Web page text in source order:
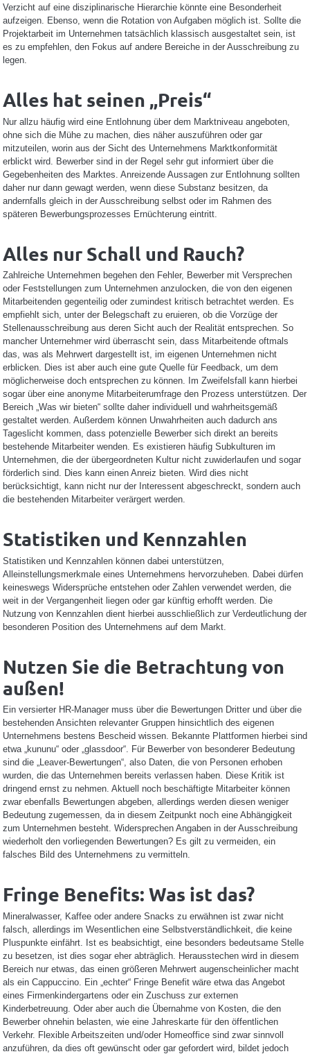
Verzicht auf eine disziplinarische Hierarchie könnte eine Besonderheit
aufzeigen. Ebenso, wenn die Rotation von Aufgaben möglich ist. Sollte die
Projektarbeit im Unternehmen tatsächlich klassisch ausgestaltet sein, ist
es zu empfehlen, den Fokus auf andere Bereiche in der Ausschreibung zu
legen.
Alles hat seinen „Preis“
Nur allzu häufig wird eine Entlohnung über dem Marktniveau angeboten,
ohne sich die Mühe zu machen, dies näher auszuführen oder gar
mitzuteilen, worin aus der Sicht des Unternehmens Marktkonformität
erblickt wird. Bewerber sind in der Regel sehr gut informiert über die
Gegebenheiten des Marktes. Anreizende Aussagen zur Entlohnung sollten
daher nur dann gewagt werden, wenn diese Substanz besitzen, da
andernfalls gleich in der Ausschreibung selbst oder im Rahmen des
späteren Bewerbungsprozesses Ernüchterung eintritt.
Alles nur Schall und Rauch?
Zahlreiche Unternehmen begehen den Fehler, Bewerber mit Versprechen
oder Feststellungen zum Unternehmen anzulocken, die von den eigenen
Mitarbeitenden gegenteilig oder zumindest kritisch betrachtet werden. Es
empfiehlt sich, unter der Belegschaft zu eruieren, ob die Vorzüge der
Stellenausschreibung aus deren Sicht auch der Realität entsprechen. So
mancher Unternehmer wird überrascht sein, dass Mitarbeitende oftmals
das, was als Mehrwert dargestellt ist, im eigenen Unternehmen nicht
erblicken. Dies ist aber auch eine gute Quelle für Feedback, um dem
möglicherweise doch entsprechen zu können. Im Zweifelsfall kann hierbei
sogar über eine anonyme Mitarbeiterumfrage den Prozess unterstützen. Der
Bereich „Was wir bieten“ sollte daher individuell und wahrheitsgemäß
gestaltet werden. Außerdem können Unwahrheiten auch dadurch ans
Tageslicht kommen, dass potenzielle Bewerber sich direkt an bereits
bestehende Mitarbeiter wenden. Es existieren häufig Subkulturen im
Unternehmen, die der übergeordneten Kultur nicht zuwiderlaufen und sogar
förderlich sind. Dies kann einen Anreiz bieten. Wird dies nicht
berücksichtigt, kann nicht nur der Interessent abgeschreckt, sondern auch
die bestehenden Mitarbeiter verärgert werden.
Statistiken und Kennzahlen
Statistiken und Kennzahlen können dabei unterstützen,
Alleinstellungsmerkmale eines Unternehmens hervorzuheben. Dabei dürfen
keineswegs Widersprüche entstehen oder Zahlen verwendet werden, die
weit in der Vergangenheit liegen oder gar künftig erhofft werden. Die
Nutzung von Kennzahlen dient hierbei ausschließlich zur Verdeutlichung der
besonderen Position des Unternehmens auf dem Markt.
Nutzen Sie die Betrachtung von
außen!
Ein versierter HR-Manager muss über die Bewertungen Dritter und über die
bestehenden Ansichten relevanter Gruppen hinsichtlich des eigenen
Unternehmens bestens Bescheid wissen. Bekannte Plattformen hierbei sind
etwa „kununu“ oder „glassdoor“. Für Bewerber von besonderer Bedeutung
sind die „Leaver-Bewertungen“, also Daten, die von Personen erhoben
wurden, die das Unternehmen bereits verlassen haben. Diese Kritik ist
dringend ernst zu nehmen. Aktuell noch beschäftigte Mitarbeiter können
zwar ebenfalls Bewertungen abgeben, allerdings werden diesen weniger
Bedeutung zugemessen, da in diesem Zeitpunkt noch eine Abhängigkeit
zum Unternehmen besteht. Widersprechen Angaben in der Ausschreibung
wiederholt den vorliegenden Bewertungen? Es gilt zu vermeiden, ein
falsches Bild des Unternehmens zu vermitteln.
Fringe Benefits: Was ist das?
Mineralwasser, Kaffee oder andere Snacks zu erwähnen ist zwar nicht
falsch, allerdings im Wesentlichen eine Selbstverständlichkeit, die keine
Pluspunkte einfährt. Ist es beabsichtigt, eine besonders bedeutsame Stelle
zu besetzen, ist dies sogar eher abträglich. Herausstechen wird in diesem
Bereich nur etwas, das einen größeren Mehrwert augenscheinlicher macht
als ein Cappuccino. Ein „echter“ Fringe Benefit wäre etwa das Angebot
eines Firmenkindergartens oder ein Zuschuss zur externen
Kinderbetreuung. Oder aber auch die Übernahme von Kosten, die den
Bewerber ohnehin belasten, wie eine Jahreskarte für den öffentlichen
Verkehr. Flexible Arbeitszeiten und/oder Homeoffice sind zwar sinnvoll
anzuführen, da dies oft gewünscht oder gar gefordert wird, bildet jedoch